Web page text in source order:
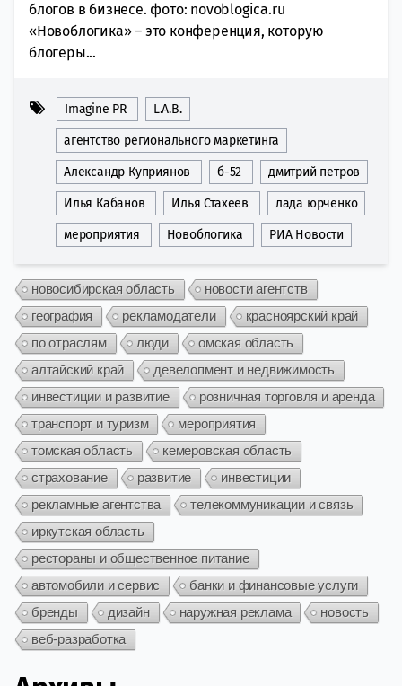
блогов в бизнесе. фото: novoblogica.ru
«Новоблогика» – это конференция, которую
блогеры...
Imagine PR L.A.B.
агентство регионального маркетинга
Александр Куприянов б-52 дмитрий петров
Илья Кабанов Илья Стахеев лада юрченко
мероприятия Новоблогика РИА Новости
новосибирская область
новости агентств
география
рекламодатели
красноярский край
по отраслям
люди
омская область
алтайский край
девелопмент и недвижимость
инвестиции и развитие
розничная торговля и аренда
транспорт и туризм
мероприятия
томская область
кемеровская область
страхование
развитие
инвестиции
рекламные агентства
телекоммуникации и связь
иркутская область
рестораны и общественное питание
автомобили и сервис
банки и финансовые услуги
бренды
дизайн наружная реклама
новость
веб-разработка